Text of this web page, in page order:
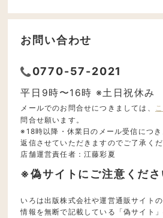
お問い合わせ
0770-57-2021
平日9時〜16時 ※土日祝休み
メールでのお問合せにつきましては、
問合せ願います。
※18時以降・休業日のメール受信につ
返信させていただきますのでご了承くだ
店舗運営責任者：江藤彩夏
※偽サイトにご注意くださ
いろは出版株式会社や運営通販サイト
情報を無断で記載している「偽サイト